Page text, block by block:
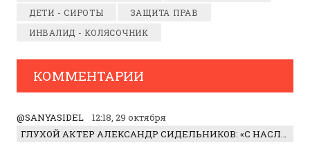
ДЕТИ - СИРОТЫ
ЗАЩИТА ПРАВ
ИНВАЛИД - КОЛЯСОЧНИК
КОММЕНТАРИИ
@SANYASIDEL
12:18, 29 октября
ГЛУХОЙ АКТЕР АЛЕКСАНДР СИДЕЛЬНИКОВ: «С НАСЛАЖДЕНИЕМ ИГРАЛ ОТРИЦАТЕЛЬНОГО ГЕРОЯ!»